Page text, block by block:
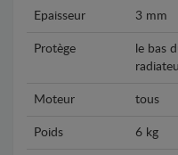
Epaisseur 3 mm
Protège
le bas
Moteur tous
Poids 6 kg